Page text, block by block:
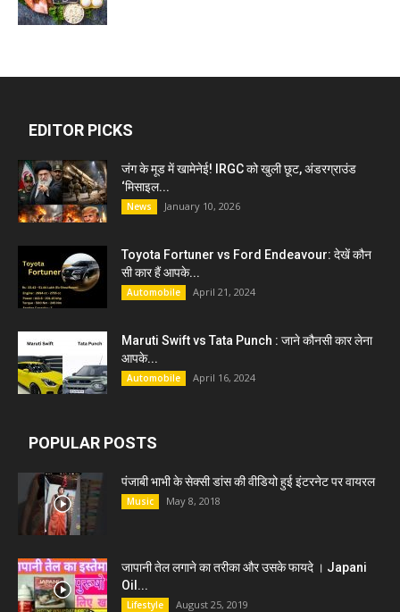
EDITOR PICKS
जंग के मूड में खामेनेई! IRGC को खुली छूट, अंडरग्राउंड
‘मिसाइल...
News January 10, 2026
Toyota Fortuner vs Ford Endeavour: देखें कौन
सी कार हैं आपके...
Automobile April 21, 2024
Maruti Swift vs Tata Punch : जाने कौनसी कार लेना
आपके...
Automobile April 16, 2024
POPULAR POSTS
पंजाबी भाभी के सेक्सी डांस की वीडियो हुई इंटरनेट पर वायरल
Music May 8, 2018
जापानी तेल लगाने का तरीका और उसके फायदे । Japani
Oil...
Lifestyle August 25, 2019